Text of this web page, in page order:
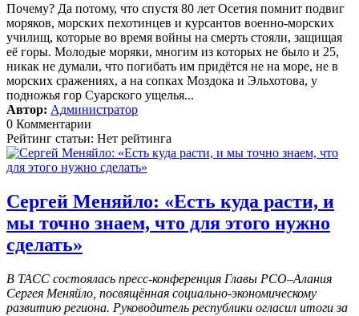
Почему? Да потому, что спустя 80 лет Осетия помнит подвиг
моряков, морских пехотинцев и курсантов военно-морских
училищ, которые во время войны на смерть стояли, защищая
её горы. Молодые моряки, многим из которых не было и 25,
никак не думали, что погибать им придётся не на море, не в
морских сражениях, а на сопках Моздока и Эльхотова, у
подножья гор Суарского ущелья...
Автор: Администратор
0 Комментарии
Рейтинг статьи: Нет рейтинга
Сергей Меняйло: «Есть куда расти, и
мы точно знаем, что для этого нужно
сделать»
В ТАСС состоялась пресс-конференция Главы РСО–Алания
Сергея Меняйло, посвящённая социально-экономическому
развитию региона. Руководитель республики огласил итоги за